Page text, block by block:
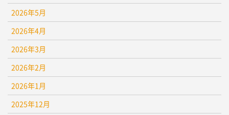
2026年5月
2026年4月
2026年3月
2026年2月
2026年1月
2025年12月